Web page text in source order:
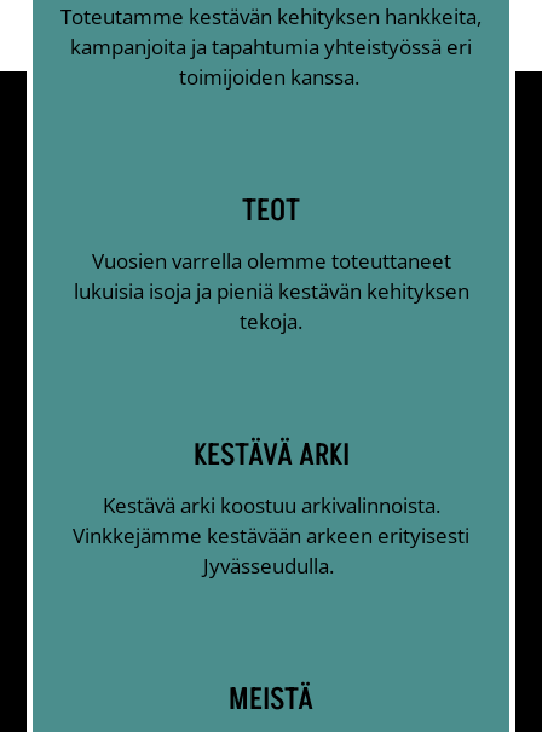
Toteutamme kestävän kehityksen hankkeita,
kampanjoita ja tapahtumia yhteistyössä eri
toimijoiden kanssa.
TEOT
Vuosien varrella olemme toteuttaneet
lukuisia isoja ja pieniä kestävän kehityksen
tekoja.
KESTÄVÄ ARKI
Kestävä arki koostuu arkivalinnoista.
Vinkkejämme kestävään arkeen erityisesti
Jyvässeudulla.
MEISTÄ